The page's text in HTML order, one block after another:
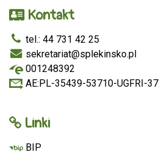
Kontakt
tel.: 44 731 42 25
sekretariat@splekinsko.pl
001248392
AE:PL-35439-53710-UGFRI-37
Linki
BIP